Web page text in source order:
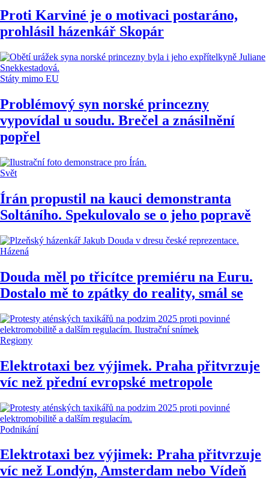
Proti Karviné je o motivaci postaráno,
prohlásil házenkář Skopár
Státy mimo EU
Problémový syn norské princezny
vypovídal u soudu. Brečel a znásilnění
popřel
Svět
Írán propustil na kauci demonstranta
Soltáního. Spekulovalo se o jeho popravě
Házená
Douda měl po třicítce premiéru na Euru.
Dostalo mě to zpátky do reality, smál se
Regiony
Elektrotaxi bez výjimek. Praha přitvrzuje
víc než přední evropské metropole
Podnikání
Elektrotaxi bez výjimek: Praha přitvrzuje
víc než Londýn, Amsterdam nebo Vídeň